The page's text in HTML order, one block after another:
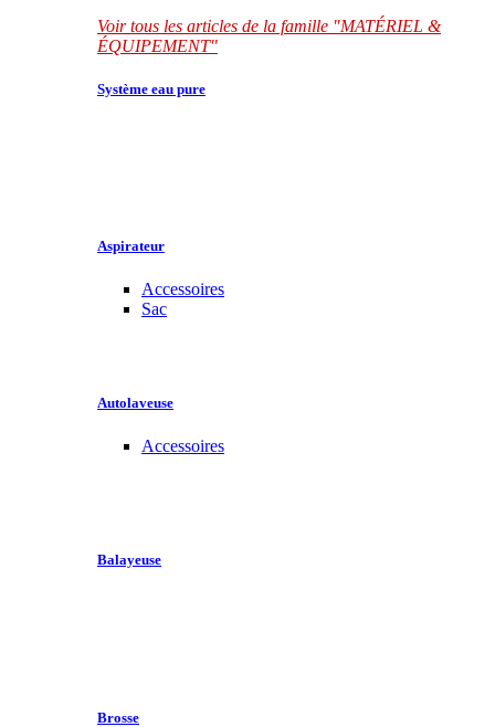
Voir tous les articles de la famille "MATÉRIEL &
ÉQUIPEMENT"
Système eau pure
Aspirateur
Accessoires
Sac
Autolaveuse
Accessoires
Balayeuse
Brosse